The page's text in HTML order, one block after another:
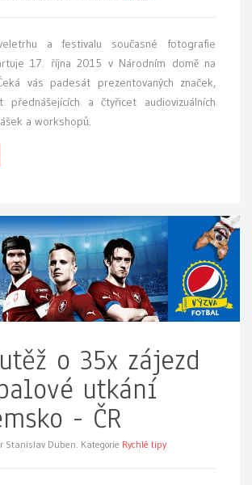
a festivalu současné fotografie
17. října 2015 v Národním domě na
vás padesát prezentovaných značek,
a čtyřicet audiovizuálních
a workshopů.
o 35x zájezd
utkání
- ČR
Stanislav Duben. Kategorie Rychlé tipy